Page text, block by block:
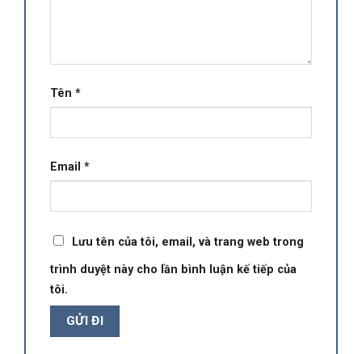
Tên *
Email *
Lưu tên của tôi, email, và trang web trong
trình duyệt này cho lần bình luận kế tiếp của
tôi.